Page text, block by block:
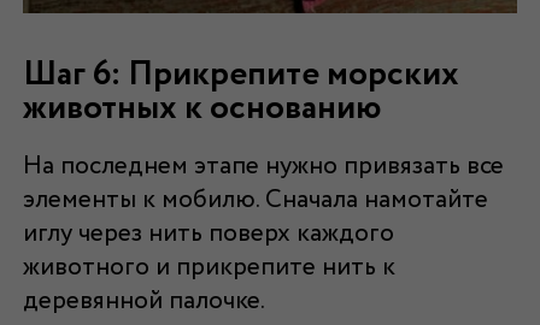
Шаг 6: Прикрепите морских
животных к основанию
На последнем этапе нужно привязать все
элементы к мобилю. Сначала намотайте
иглу через нить поверх каждого
животного и прикрепите нить к
деревянной палочке.